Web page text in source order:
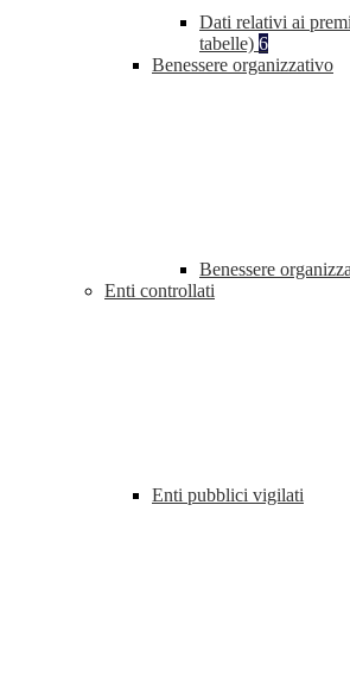
Dati relativi ai
tabelle) 6
Benessere organizzativo
Benessere
Enti controllati
Enti pubblici vigilati